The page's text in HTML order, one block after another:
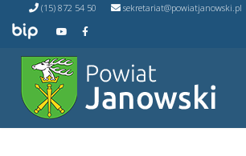
Przejdź
treści
(15) 872 54 50 sekretariat@powiatjanowski.pl
Przejdź do BIP Przejdź do naszego kanału na YouTube
Przejdź do naszego kanału na Facebooku